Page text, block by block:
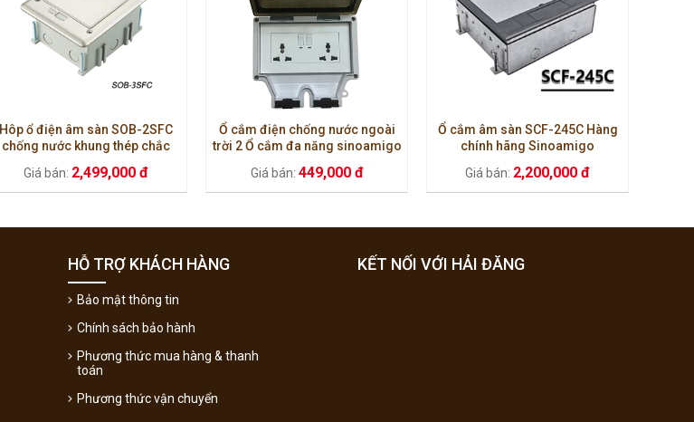
Hôp ổ điện âm sàn SOB-2SFC
chống nước khung thép chắc
Giá bán: 2,499,000 đ
Ổ cắm điện chống nước ngoài
trời 2 Ổ cắm đa năng sinoamigo
Giá bán: 449,000 đ
Ổ cắm âm sàn SCF-245C Hàng
chính hãng Sinoamigo
Giá bán: 2,200,000 đ
KẾT NỐI VỚI HẢI ĐĂNG
HỖ TRỢ KHÁCH HÀNG
Bảo mật thông tin
Chính sách bảo hành
Phương thức mua hàng & thanh
toán
Phương thức vận chuyển